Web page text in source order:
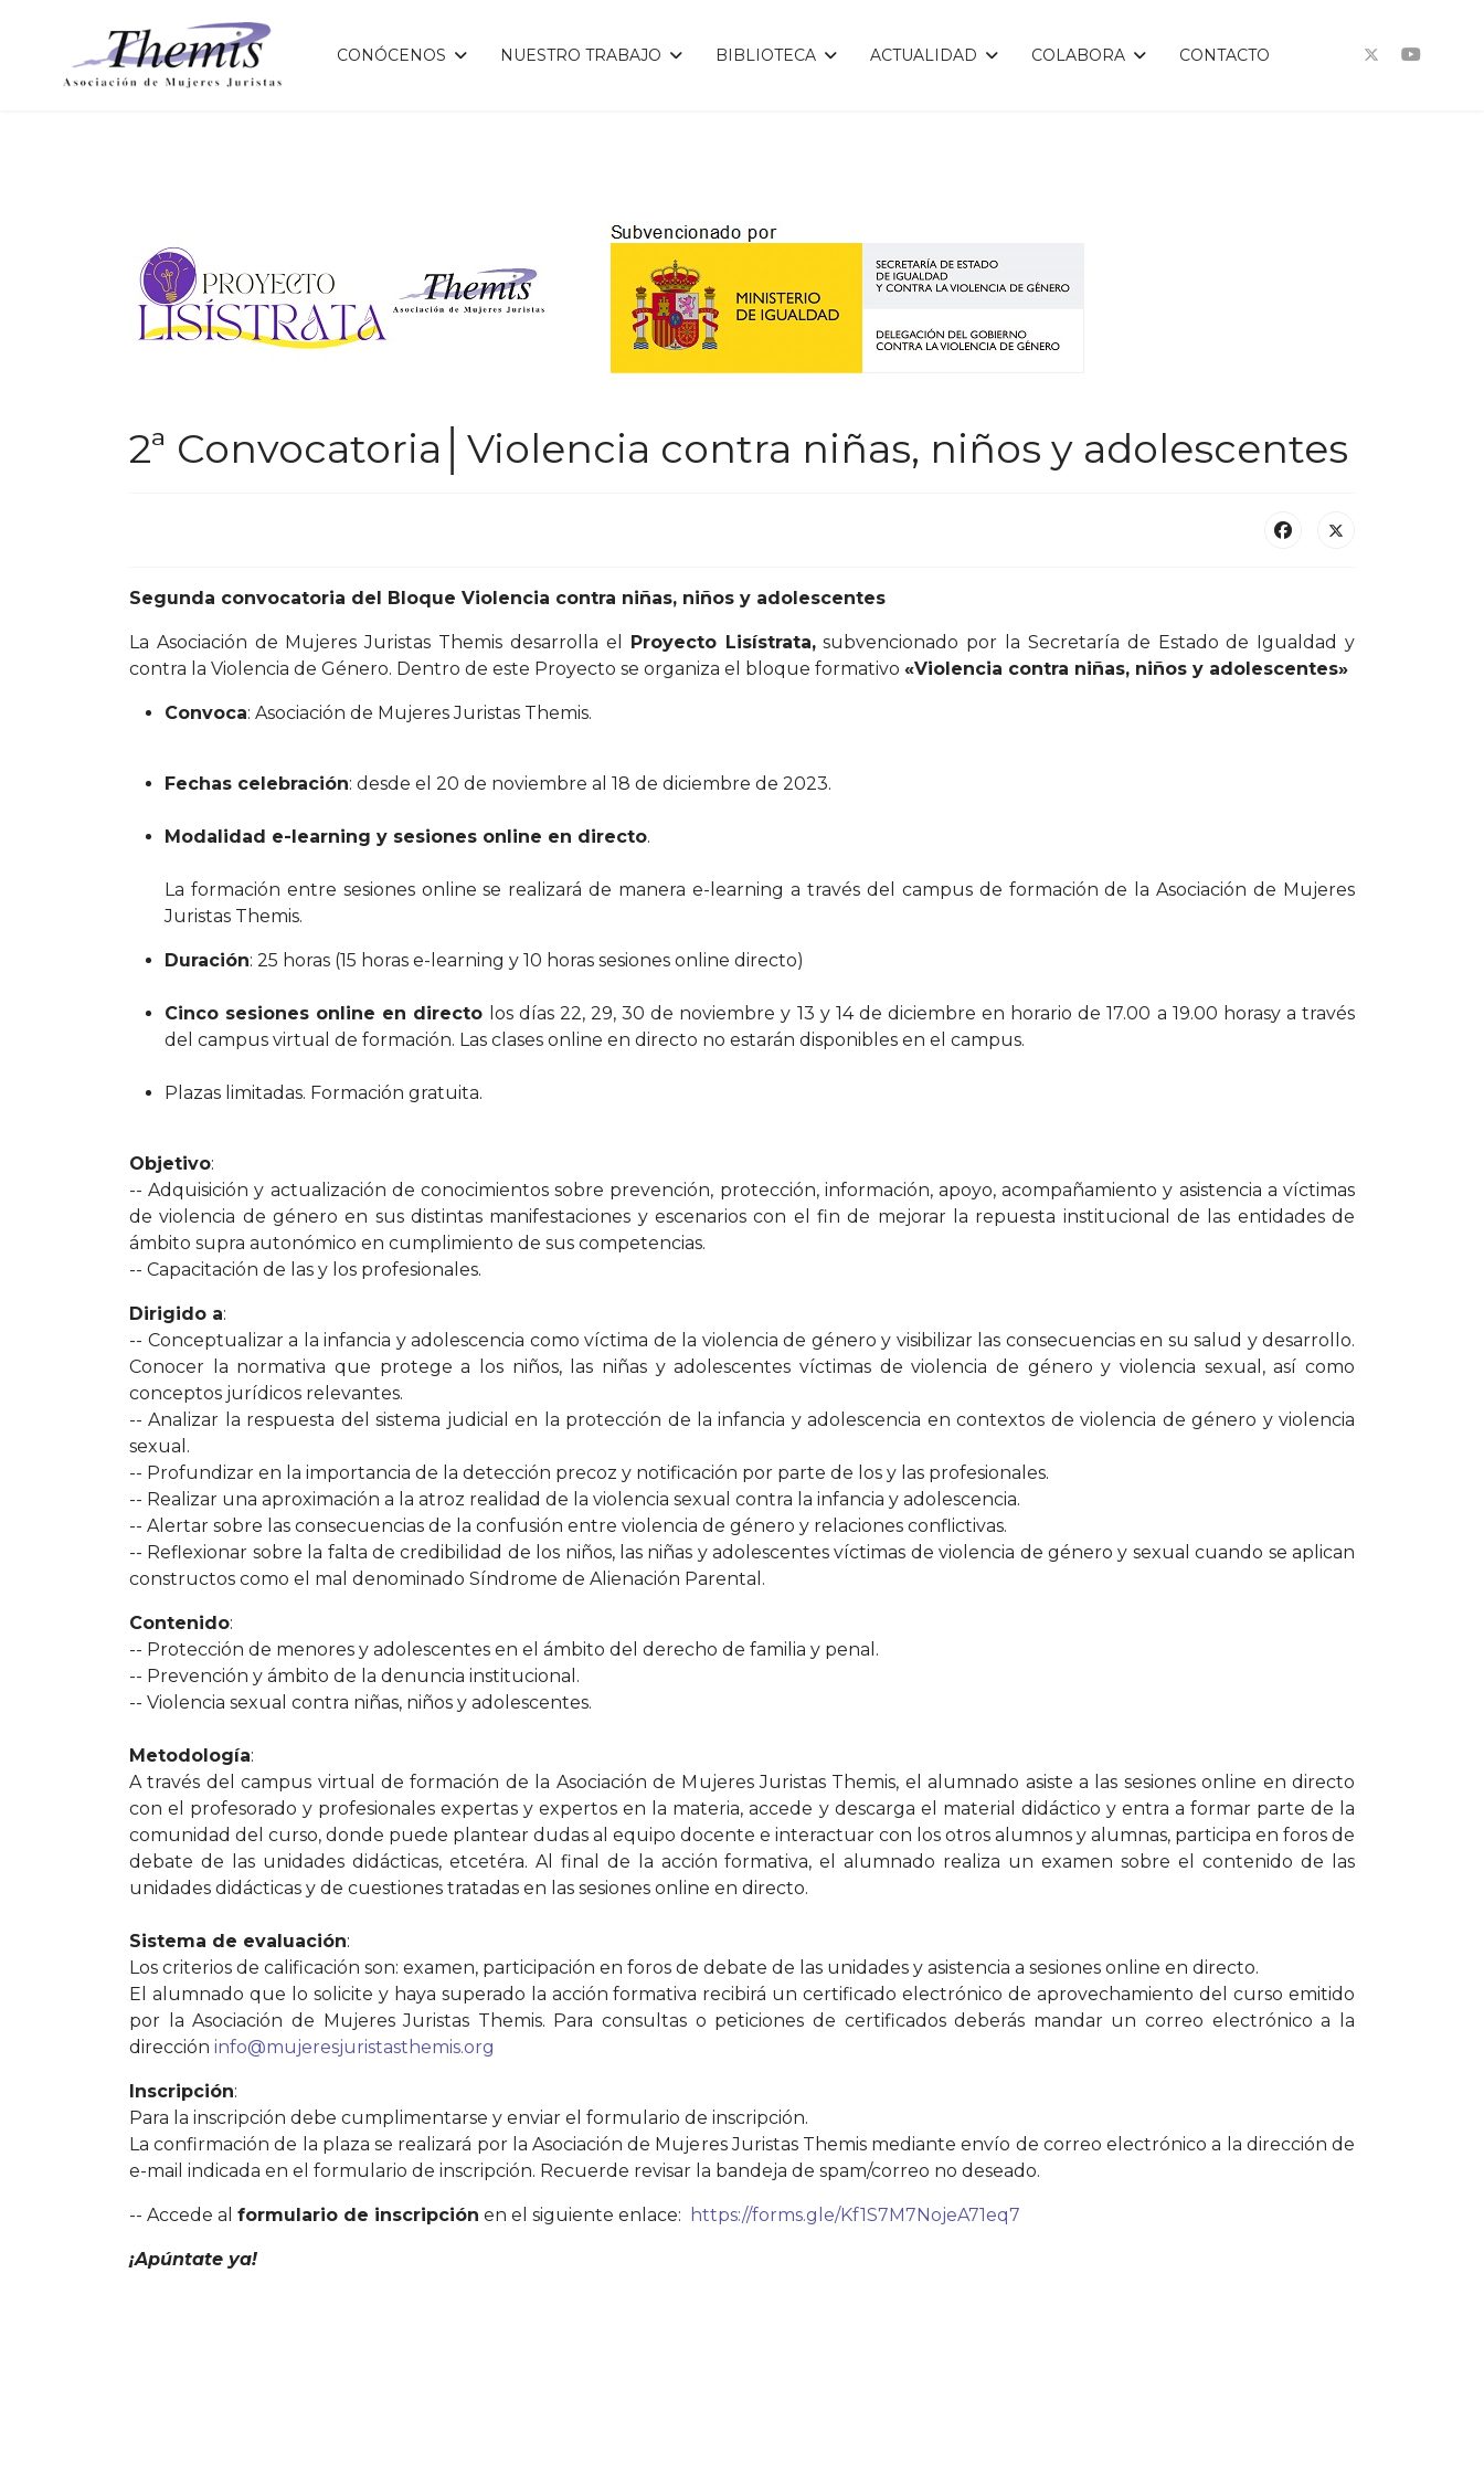
CONÓCENOS NUESTRO TRABAJO BIBLIOTECA ACTUALIDAD COLABORA CONTACTO
2ª Convocatoria│Violencia contra niñas, niños y adolescentes
Segunda convocatoria del Bloque Violencia contra niñas, niños y adolescentes
La Asociación de Mujeres Juristas Themis desarrolla el Proyecto Lisístrata,subvencionado por la Secretaría de Estado de Igualdad y
contra la Violencia de Género. Dentro de este Proyecto se organiza el bloque formativo «Violencia contra niñas, niños y adolescentes»
Convoca: Asociación de Mujeres Juristas Themis.
Fechas celebración: desde el 20 de noviembre al 18 de diciembre de 2023.
Modalidad e-learning y sesiones online en directo.
La formación entre sesiones online se realizará de manera e-learning a través del campus de formación de la Asociación de Mujeres
Juristas Themis.
Duración: 25 horas (15 horas e-learning y 10 horas sesiones online directo)
Cinco sesiones online en directo los días 22, 29, 30 de noviembre y 13 y 14 de diciembre en horario de 17.00 a 19.00 horasy a través
del campus virtual de formación. Las clases online en directo no estarán disponibles en el campus.
Plazas limitadas. Formación gratuita.
Objetivo:
-- Adquisición y actualización de conocimientos sobre prevención, protección, información, apoyo, acompañamiento y asistencia a víctimas
de violencia de género en sus distintas manifestaciones y escenarios con el fin de mejorar la repuesta institucional de las entidades de
ámbito supra autonómico en cumplimiento de sus competencias.
-- Capacitación de las y los profesionales.
Dirigido a:
-- Conceptualizar a la infancia y adolescencia como víctima de la violencia de género y visibilizar las consecuencias en su salud y desarrollo.
Conocer la normativa que protege a los niños, las niñas y adolescentes víctimas de violencia de género y violencia sexual, así como
conceptos jurídicos relevantes.
-- Analizar la respuesta del sistema judicial en la protección de la infancia y adolescencia en contextos de violencia de género y violencia
sexual.
-- Profundizar en la importancia de la detección precoz y notificación por parte de los y las profesionales.
-- Realizar una aproximación a la atroz realidad de la violencia sexual contra la infancia y adolescencia.
-- Alertar sobre las consecuencias de la confusión entre violencia de género y relaciones conflictivas.
-- Reflexionar sobre la falta de credibilidad de los niños, las niñas y adolescentes víctimas de violencia de género y sexual cuando se aplican
constructos como el mal denominado Síndrome de Alienación Parental.
Contenido:
-- Protección de menores y adolescentes en el ámbito del derecho de familia y penal.
-- Prevención y ámbito de la denuncia institucional.
-- Violencia sexual contra niñas, niños y adolescentes.
Metodología:
A través del campus virtual de formación de la Asociación de Mujeres Juristas Themis, el alumnado asiste a las sesiones online en directo
con el profesorado y profesionales expertas y expertos en la materia, accede y descarga el material didáctico y entra a formar parte de la
comunidad del curso, donde puede plantear dudas al equipo docente e interactuar con los otros alumnos y alumnas, participa en foros de
debate de las unidades didácticas, etcetéra. Al final de la acción formativa, el alumnado realiza un examen sobre el contenido de las
unidades didácticas y de cuestiones tratadas en las sesiones online en directo.
Sistema de evaluación:
Los criterios de calificación son: examen, participación en foros de debate de las unidades y asistencia a sesiones online en directo.
El alumnado que lo solicite y haya superado la acción formativa recibirá un certificado electrónico de aprovechamiento del curso emitido
por la Asociación de Mujeres Juristas Themis. Para consultas o peticiones de certificados deberás mandar un correo electrónico a la
dirección info@mujeresjuristasthemis.org
Inscripción:
Para la inscripción debe cumplimentarse y enviar el formulario de inscripción.
La confirmación de la plaza se realizará por la Asociación de Mujeres Juristas Themis mediante envío de correo electrónico a la dirección de
e-mail indicada en el formulario de inscripción. Recuerde revisar la bandeja de spam/correo no deseado.
-- Accede al formulario de inscripción en el siguiente enlace: https://forms.gle/Kf1S7M7NojeA71eq7
¡Apúntate ya!